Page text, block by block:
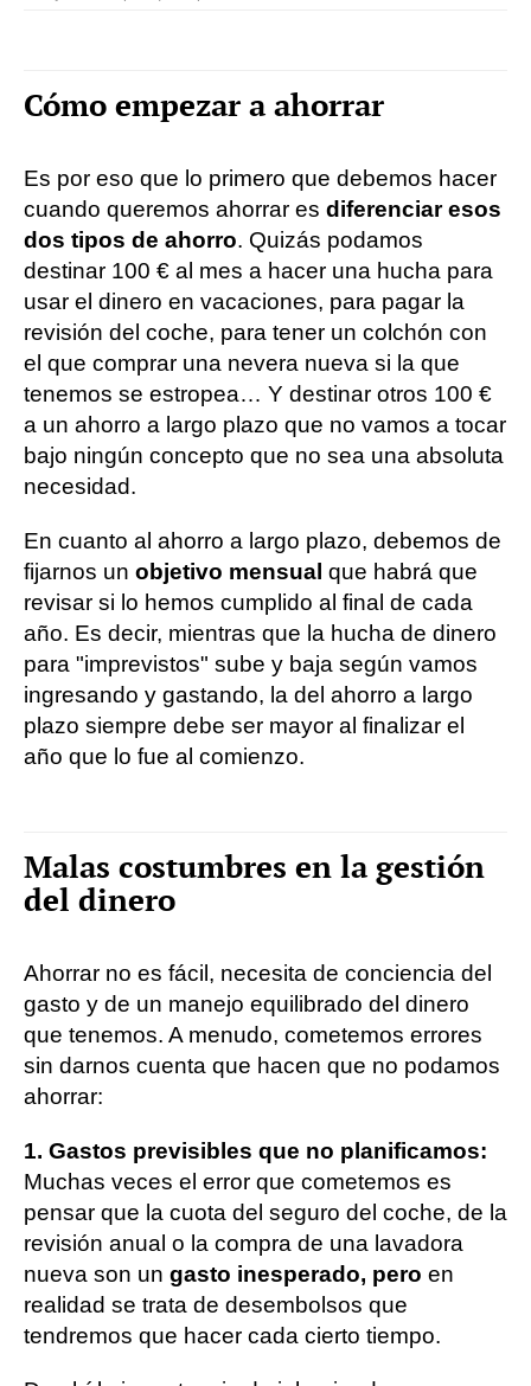
Cómo empezar a ahorrar
Es por eso que lo primero que debemos hacer
cuando queremos ahorrar es diferenciar esos
dos tipos de ahorro. Quizás podamos
destinar 100 € al mes a hacer una hucha para
usar el dinero en vacaciones, para pagar la
revisión del coche, para tener un colchón con
el que comprar una nevera nueva si la que
tenemos se estropea… Y destinar otros 100 €
a un ahorro a largo plazo que no vamos a tocar
bajo ningún concepto que no sea una absoluta
necesidad.
En cuanto al ahorro a largo plazo, debemos de
fijarnos un objetivo mensual que habrá que
revisar si lo hemos cumplido al final de cada
año. Es decir, mientras que la hucha de dinero
para "imprevistos" sube y baja según vamos
ingresando y gastando, la del ahorro a largo
plazo siempre debe ser mayor al finalizar el
año que lo fue al comienzo.
Malas costumbres en la gestión
del dinero
Ahorrar no es fácil, necesita de conciencia del
gasto y de un manejo equilibrado del dinero
que tenemos. A menudo, cometemos errores
sin darnos cuenta que hacen que no podamos
ahorrar:
1. Gastos previsibles que no planificamos:
Muchas veces el error que cometemos es
pensar que la cuota del seguro del coche, de la
revisión anual o la compra de una lavadora
nueva son un gasto inesperado, pero en
realidad se trata de desembolsos que
tendremos que hacer cada cierto tiempo.